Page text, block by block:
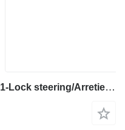
Terex TL/SKL/SKS-5154650401-Lock steering/Arretierung для фронтального погрузчика